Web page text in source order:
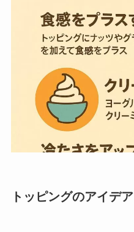
トッピングのアイデア